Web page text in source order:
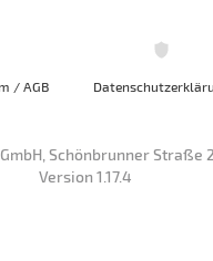
/ AGB
Schönbrunner Straße
Version 1.17.4